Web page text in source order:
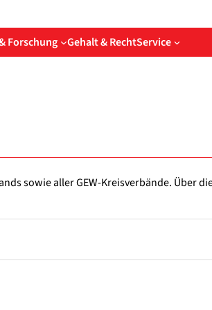
Forschung Gehalt & RechtService
sowie aller GEW-Kreisverbände. Über